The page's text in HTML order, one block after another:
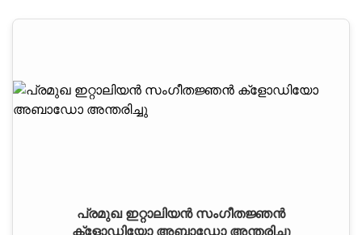
പ്രമുഖ ഇറ്റാലിയന്‍ സംഗീതജ്ഞന്‍
ക്ളോഡിയോ അബാഡോ അന്തരിച്ചു